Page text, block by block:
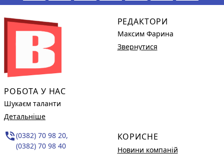
РОБОТА У НАС
Шукаєм таланти
Детальніше
phone_in_talk(0382) 70 98 20,
(0382) 70 98 40
РЕДАКТОРИ
Максим Фарина
Звернутися
КОРИСНЕ
Новини компаній